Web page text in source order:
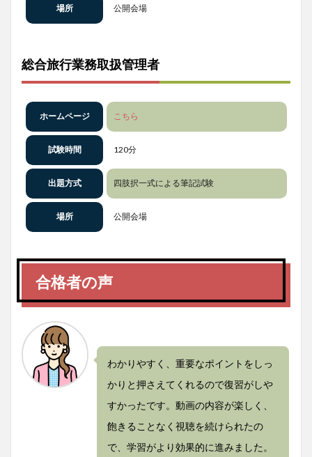
場所 公開会場
総合旅行業務取扱管理者
ホームページ こちら
試験時間 120分
出題方式 四肢択一式による筆記試験
場所 公開会場
合格者の声
わかりやすく、重要なポイントをしっ
かりと押さえてくれるので復習がしや
すかったです。動画の内容が楽しく、
飽きることなく視聴を続けられたの
で、学習がより効果的に進みました。